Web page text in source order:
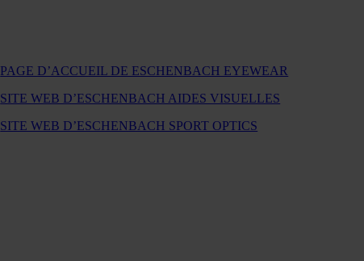
PAGE D’ACCUEIL DE ESCHENBACH EYEWEAR
SITE WEB D’ESCHENBACH AIDES VISUELLES
SITE WEB D’ESCHENBACH SPORT OPTICS